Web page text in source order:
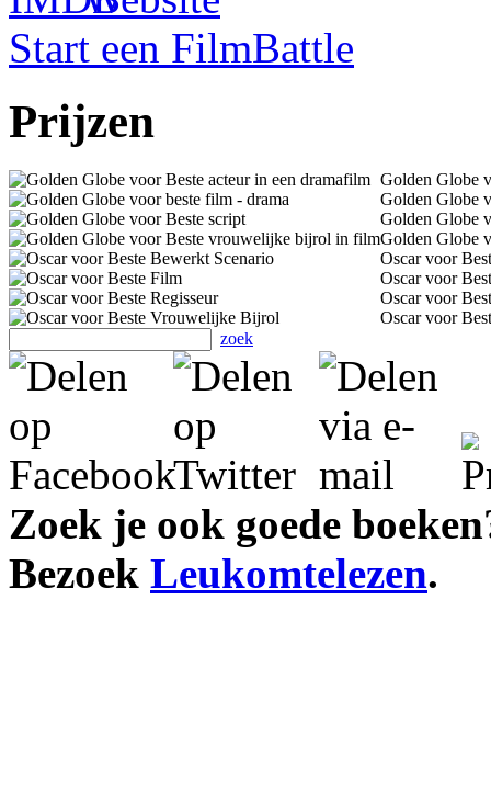
Start een FilmBattle
Prijzen
Golden Globe
Golden Globe
Golden Globe
Golden Globe
Oscar voor
Oscar voor
Oscar voor
Oscar voor
zoek
Zoek je ook goede
Bezoek Leukomtelezen.